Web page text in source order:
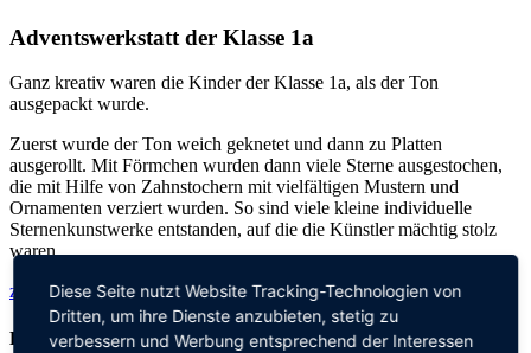
Adventswerkstatt der Klasse 1a
Ganz kreativ waren die Kinder der Klasse 1a, als der Ton
ausgepackt wurde.
Zuerst wurde der Ton weich geknetet und dann zu Platten
ausgerollt. Mit Förmchen wurden dann viele Sterne ausgestochen,
die mit Hilfe von Zahnstochern mit vielfältigen Mustern und
Ornamenten verziert wurden. So sind viele kleine individuelle
Sternenkunstwerke entstanden, auf die die Künstler mächtig stolz
waren.
zurück zu allen aktuellen Meldungen
Kontakt
Diese Seite nutzt Website Tracking-Technologien von
Dritten, um ihre Dienste anzubieten, stetig zu
verbessern und Werbung entsprechend der Interessen